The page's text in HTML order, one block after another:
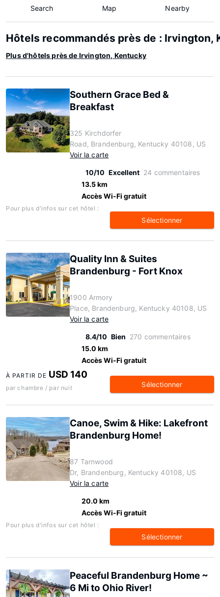
Search Map Nearby
Hôtels recommandés près de : Irvington,
Plus d'hôtels près de Irvington, Kentucky
Southern Grace Bed &
Breakfast
325 Kirchdorfer
Road, Brandenburg, Kentucky 40108, US
Voir la carte
10/10 Excellent 24 commentaires
13.5 km
Accès Wi-Fi gratuit
Pour plus d'infos sur cet hôtel :
Sélectionner
Quality Inn & Suites
Brandenburg - Fort Knox
1900 Armory
Place, Brandenburg, Kentucky 40108, US
Voir la carte
8.4/10 Bien 270 commentaires
15.0 km
Accès Wi-Fi gratuit
À PARTIR DE USD 140
par chambre / par nuit Sélectionner
Canoe, Swim & Hike: Lakefront
Brandenburg Home!
87 Tarnwood
Dr, Brandenburg, Kentucky 40108, US
Voir la carte
20.0 km
Accès Wi-Fi gratuit
Pour plus d'infos sur cet hôtel :
Sélectionner
Peaceful Brandenburg Home ~
6 Mi to Ohio River!